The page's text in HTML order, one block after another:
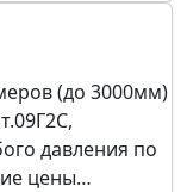
(до 3000мм)
давления по
цены…